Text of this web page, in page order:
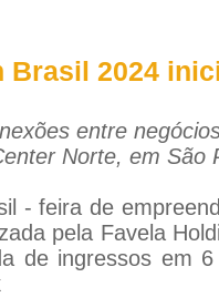
Brasil 2024
entre
Norte, em São
- feira de
pela Favela
de ingressos em